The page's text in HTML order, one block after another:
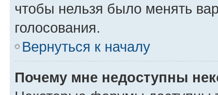
чтобы нельзя было менять
голосования.
Вернуться к началу
Почему мне недоступны